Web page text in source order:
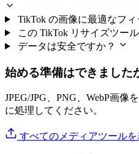
TikTok の画像に最適なフィ
この TikTok リサイズツー
データは安全ですか？
始める準備はできました
JPEG/JPG、PNG、WebP画像
に処理してください。
すべてのメディアツール